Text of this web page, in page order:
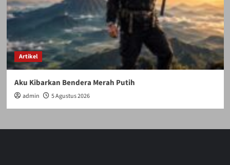
Artikel
Aku Kibarkan Bendera Merah Putih
admin 5 Agustus 2026